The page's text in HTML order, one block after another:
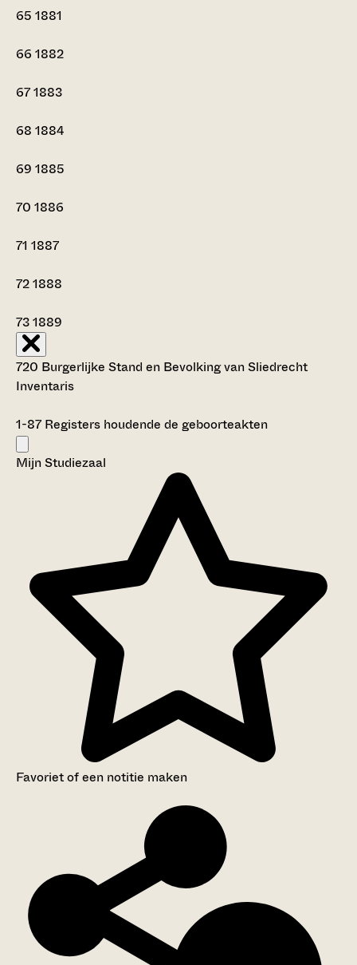
65 1881
66 1882
671883
68 1884
69 1885
70 1886
71 1887
721888
731889
720 Burgerlijke Stand en Bevolking van Sliedrecht
Inventaris
1-87 Registers houdende de geboorteakten
Mijn Studiezaal
Favoriet of een notitie maken